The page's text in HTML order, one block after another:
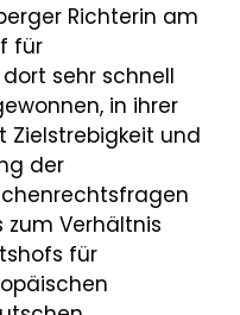
Richterin am
für
sehr schnell
in ihrer
Zielstrebigkeit und
der
zum Verhältnis
für